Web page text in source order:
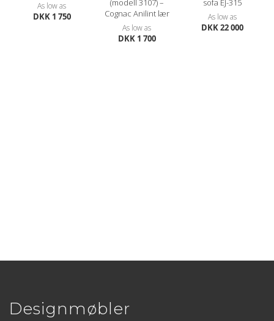
As low as
DKK 1 750
(modell 3107) –
Cognac Anilint lær
As low as
DKK 1 700
sofa EJ-315
As low as
DKK 22 000
Designmøbler